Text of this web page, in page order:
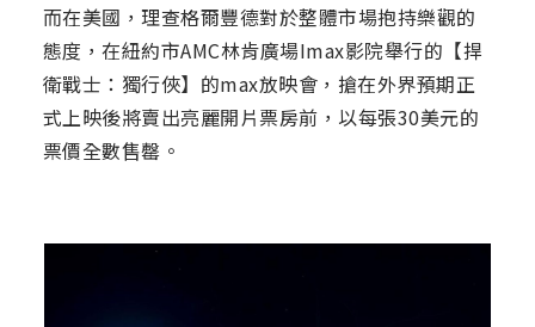
而在美國，理查格爾豐德對於整體市場抱持樂觀的
態度，在紐約市AMC林肯廣場Imax影院舉行的【捍
衛戰士：獨行俠】的max放映會，搶在外界預期正
式上映後將賣出亮麗開片票房前，以每張30美元的
票價全數售罄。